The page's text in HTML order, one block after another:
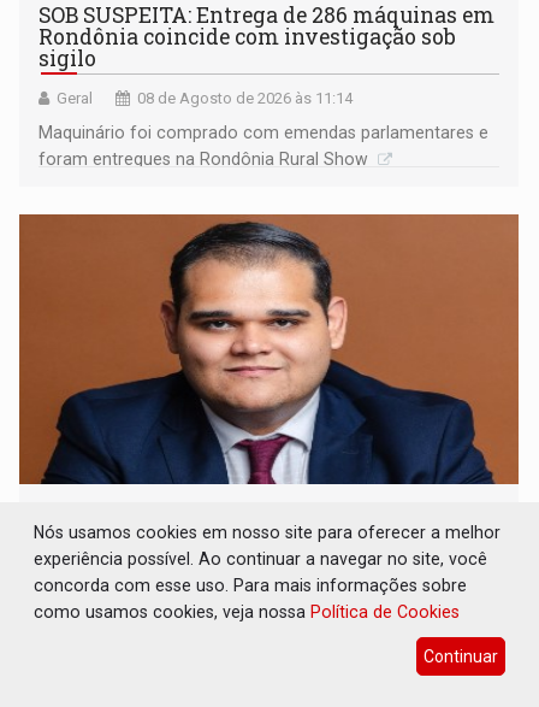
SOB SUSPEITA: Entrega de 286 máquinas em
Rondônia coincide com investigação sob
sigilo
Geral 08 de Agosto de 2026 às 11:14
Maquinário foi comprado com emendas parlamentares e
foram entregues na Rondônia Rural Show
imobiliário é legal, mas não pode ser
automático
Geral 08 de Agosto de 2026 às 10:39
Nós usamos cookies em nosso site para oferecer a melhor
experiência possível. Ao continuar a navegar no site, você
concorda com esse uso. Para mais informações sobre
como usamos cookies, veja nossa Política de Cookies
Continuar